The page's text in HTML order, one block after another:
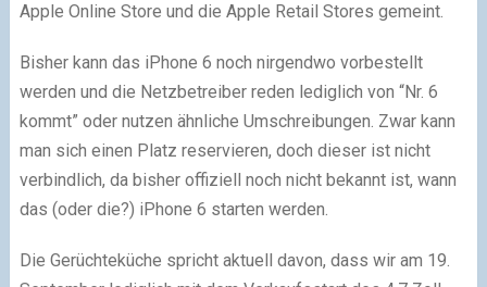
Apple Online Store und die Apple Retail Stores gemeint.
Bisher kann das iPhone 6 noch nirgendwo vorbestellt
werden und die Netzbetreiber reden lediglich von “Nr. 6
kommt” oder nutzen ähnliche Umschreibungen. Zwar kann
man sich einen Platz reservieren, doch dieser ist nicht
verbindlich, da bisher offiziell noch nicht bekannt ist, wann
das (oder die?) iPhone 6 starten werden.
Die Gerüchteküche spricht aktuell davon, dass wir am 19.